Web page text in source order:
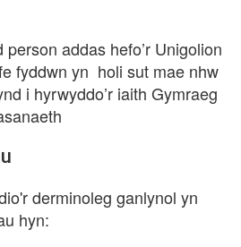
addas hefo’r Unigolion
fyddwn yn holi sut mae nhw
i hyrwyddo’r iaith Gymraeg
derminoleg ganlynol yn
hyn: